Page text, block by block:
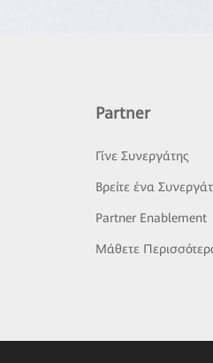
Partner
Γίνε Συνεργάτης
Βρείτε ένα
Partner Enablement
Μάθετε